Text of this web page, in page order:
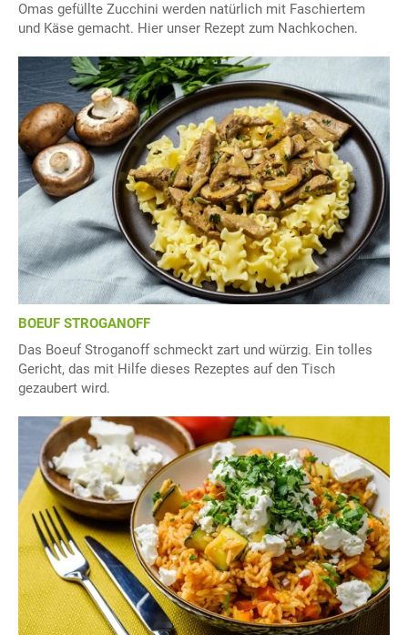
Omas gefüllte Zucchini werden natürlich mit Faschiertem
und Käse gemacht. Hier unser Rezept zum Nachkochen.
BOEUF STROGANOFF
Das Boeuf Stroganoff schmeckt zart und würzig. Ein tolles
Gericht, das mit Hilfe dieses Rezeptes auf den Tisch
gezaubert wird.